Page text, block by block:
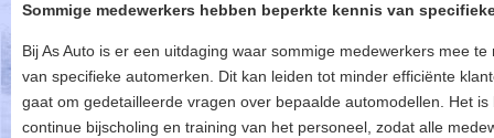
Sommige medewerkers hebben beperkte kennis van
Bij As Auto is er een uitdaging waar sommige medewerkers mee
van specifieke automerken. Dit kan leiden tot minder efficiënte
gaat om gedetailleerde vragen over bepaalde automodellen. Het
continue bijscholing en training van het personeel, zodat alle